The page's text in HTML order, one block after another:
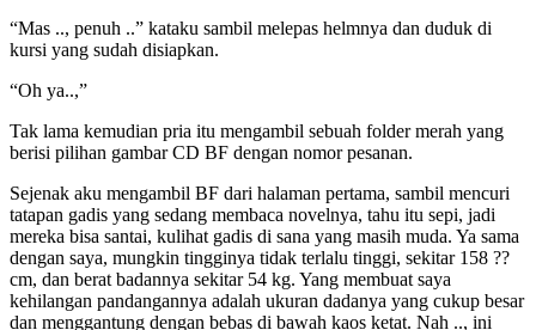
“Mas .., penuh ..” kataku sambil melepas helmnya dan duduk di
kursi yang sudah disiapkan.
“Oh ya..,”
Tak lama kemudian pria itu mengambil sebuah folder merah yang
berisi pilihan gambar CD BF dengan nomor pesanan.
Sejenak aku mengambil BF dari halaman pertama, sambil mencuri
tatapan gadis yang sedang membaca novelnya, tahu itu sepi, jadi
mereka bisa santai, kulihat gadis di sana yang masih muda. Ya sama
dengan saya, mungkin tingginya tidak terlalu tinggi, sekitar 158 ??
cm, dan berat badannya sekitar 54 kg. Yang membuat saya
kehilangan pandangannya adalah ukuran dadanya yang cukup besar
dan menggantung dengan bebas di bawah kaos ketat. Nah .., ini